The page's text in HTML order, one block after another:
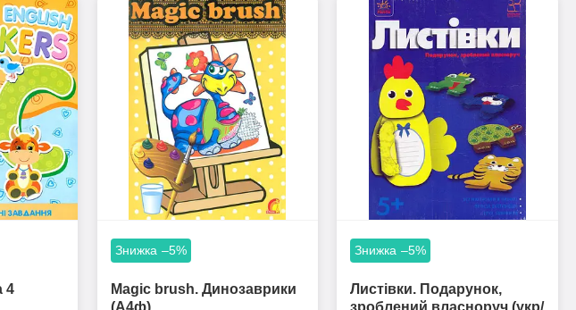
4
–5%
Magic brush. Динозаврики
(А4ф)
–5%
Листівки. Подарунок,
зроблений власноруч (укр/